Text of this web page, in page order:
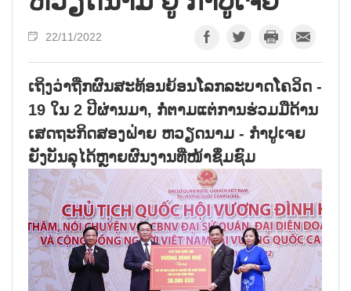
22/11/2022
ເຖິງວ່າຖືກຜົນສະທ້ອນຍ້ອນໂລກລະບາດໂຄວິດ -
19 ໃນ 2 ປີຜ່ານມາ, ກໍ່ຕາມແຕ່ການຮ່ວມມືດ້ານ
ເສດຖະກິດສອງຝ່າຍ ຫວຽດນາມ - ກຳປູເຈຍ
ຍັງບັນລຸໄດ້ຫຼາຍຜົນງານທີ່ໜ້າຊຶ່ມຊົມ